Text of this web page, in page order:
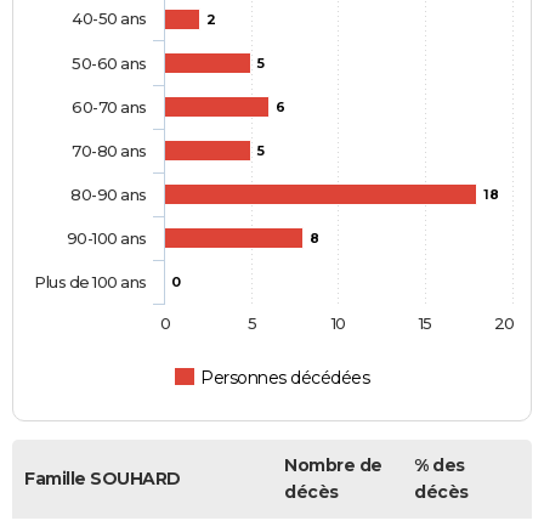
2
5
6
5
18
8
0
Personnes décédées
40-50 ans
50-60 ans
60-70 ans
70-80 ans
80-90 ans
90-100 ans
Plus de 100 ans
0 5 10 15 20
Famille SOUHARD
Nombre de
décès
% des
décès